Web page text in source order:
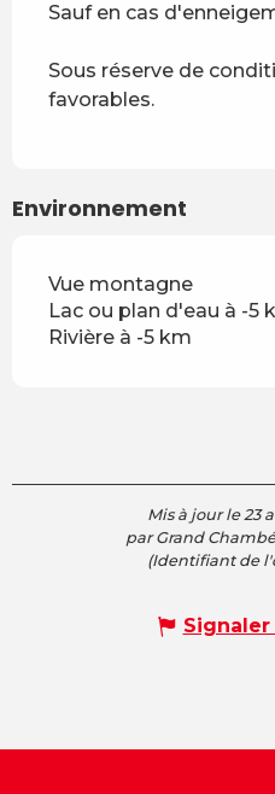
Sauf en cas
Sous réserve de
favorables.
Environnement
Vue montagne
Lac ou plan d'eau à -5
Rivière à -5 km
Mis à jour le 23
par Grand
(Identifiant de